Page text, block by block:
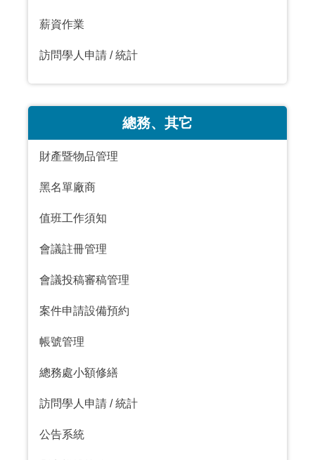
薪資作業
訪問學人申請 /統計
總務、 其它
財產暨物品管理
黑名單廠商
值班工作須知
會議註冊管理
會議投稿審稿管理
案件申請設備預約
帳號管理
總務處小額修繕
訪問學人申請 /統計
公告系統